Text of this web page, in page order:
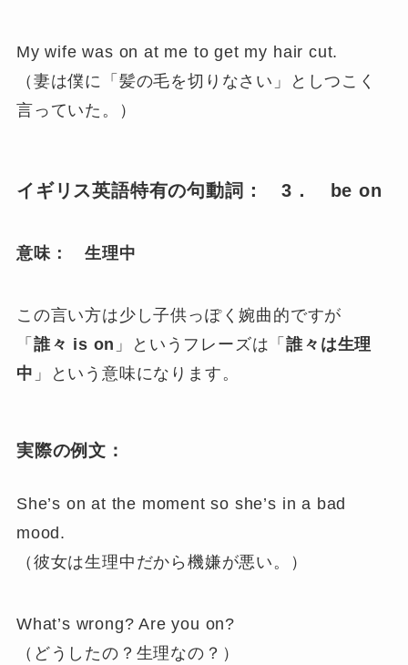
My wife was on at me to get my hair cut.
（妻は僕に「髪の毛を切りなさい」としつこく
言っていた。）
イギリス英語特有の句動詞： 3． be on
意味： 生理中
この言い方は少し子供っぽく婉曲的ですが
「 誰々 is on 」というフレーズは「誰々は生理
中 」という意味になります。
実際の例文：
She’s on at the moment so she’s in a bad
mood.
（彼女は生理中だから機嫌が悪い。）
What’s wrong? Are you on?
（どうしたの？生理なの？）